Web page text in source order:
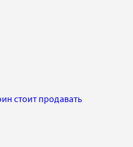
стоит продавать